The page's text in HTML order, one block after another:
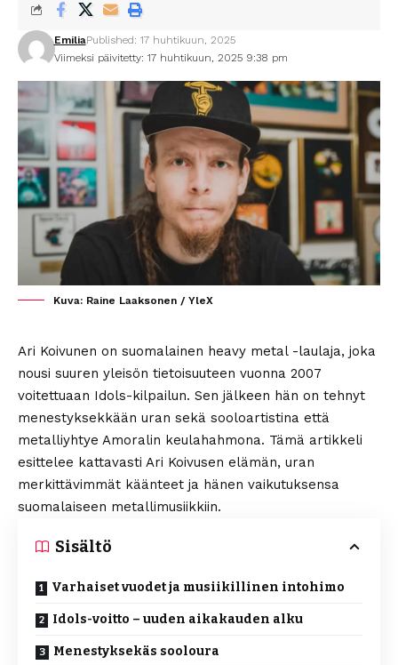
Viimeksi päivitetty: 17 huhtikuun, 2025 9:38 pm
EmiliaPublished: 17 huhtikuun, 2025
Kuva: Raine Laaksonen / YleX
Ari Koivunen on suomalainen heavy metal -laulaja, joka
nousi suuren yleisön tietoisuuteen vuonna 2007
voitettuaan Idols-kilpailun. Sen jälkeen hän on tehnyt
menestyksekkään uran sekä sooloartistina että
metalliyhtye Amoralin keulahahmona. Tämä artikkeli
esittelee kattavasti Ari Koivusen elämän, uran
merkittävimmät käänteet ja hänen vaikutuksensa
suomalaiseen metallimusiikkiin.
Sisältö
Varhaiset vuodet ja musiikillinen intohimo
Idols-voitto – uuden aikakauden alku
Menestyksekäs sooloura